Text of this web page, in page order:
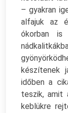
– gyakran
alfajuk az
ókorban
készítenek
időben a
teszik, amit
keblükre